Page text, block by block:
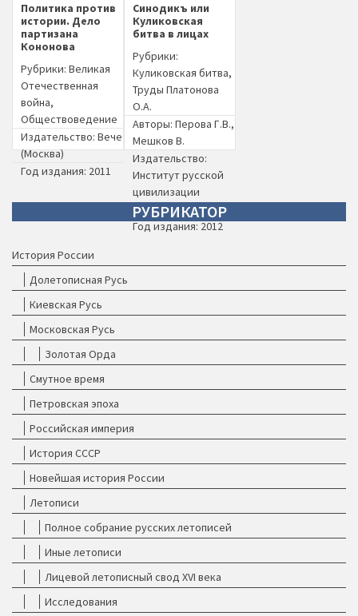
Политика против
истории. Дело
партизана
Кононова
Рубрики: Великая
Отечественная
война,
Обществоведение
Издательство: Вече
(Москва)
Год издания: 2011
Синодикъ или
Куликовская
битва в лицах
Рубрики:
Куликовская битва,
Труды Платонова
О.А.
Авторы: Перова Г.В.,
Мешков В.
Издательство:
Институт русской
цивилизации
(Москва)
Год издания: 2012
РУБРИКАТОР
История России
Долетописная Русь
Киевская Русь
Московская Русь
Золотая Орда
Смутное время
Петровская эпоха
Российская империя
История СССР
Новейшая история России
Летописи
Полное собрание русских летописей
Иные летописи
Лицевой летописный свод XVI века
Исследования